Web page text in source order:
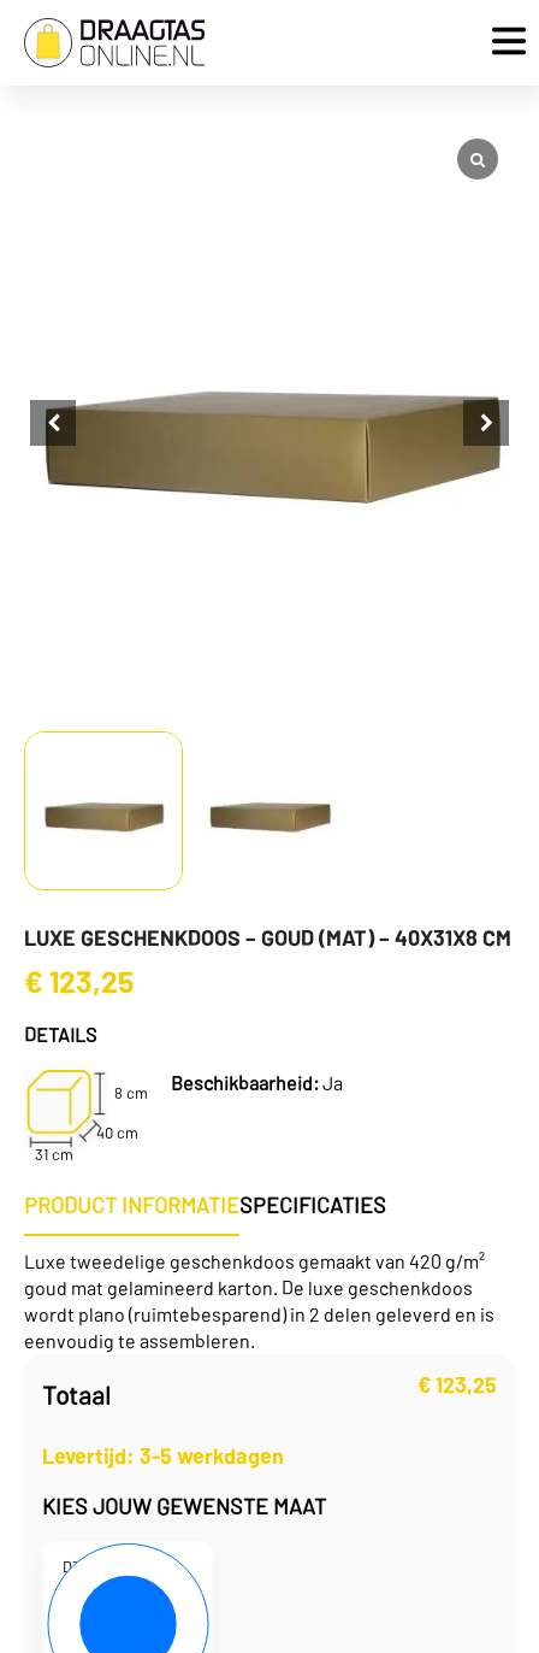
LUXE GESCHENKDOOS – GOUD (MAT) – 40X31X8 CM
€ 123,25
DETAILS
8 cm
40 cm
31 cm
Beschikbaarheid:Ja
PRODUCT INFORMATIESPECIFICATIES
Luxe tweedelige geschenkdoos gemaakt van 420 g/m²
goud mat gelamineerd karton. De luxe geschenkdoos
wordt plano (ruimtebesparend) in 2 delen geleverd en is
eenvoudig te assembleren.
Totaal €123,25
Levertijd: 3-5 werkdagen
KIES JOUW GEWENSTE MAAT
D330167
40 x 31 x 8 cm
2,47 per eenheid
123,25 per doos